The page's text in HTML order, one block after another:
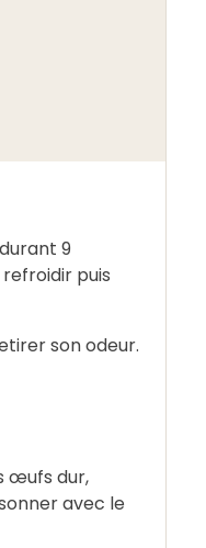
9
puis
son odeur.
œufs dur,
avec le